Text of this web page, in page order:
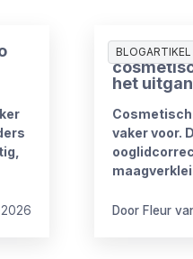
BLOGARTIKEL
het
vaker voor.
Door Fleur